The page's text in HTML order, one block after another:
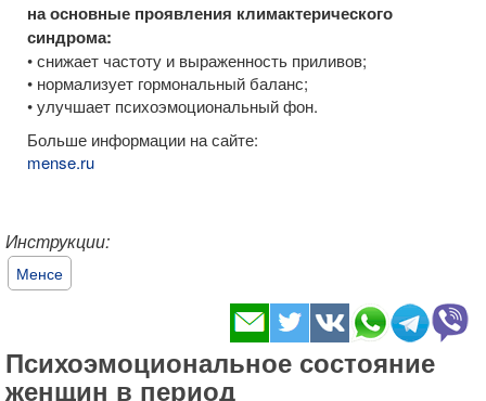
на основные проявления климактерического
синдрома:
• снижает частоту и выраженность приливов;
• нормализует гормональный баланс;
• улучшает психоэмоциональный фон.
Больше информации на сайте:
mense.ru
Инструкции:
Менсе
Психоэмоциональное состояние
женщин в период